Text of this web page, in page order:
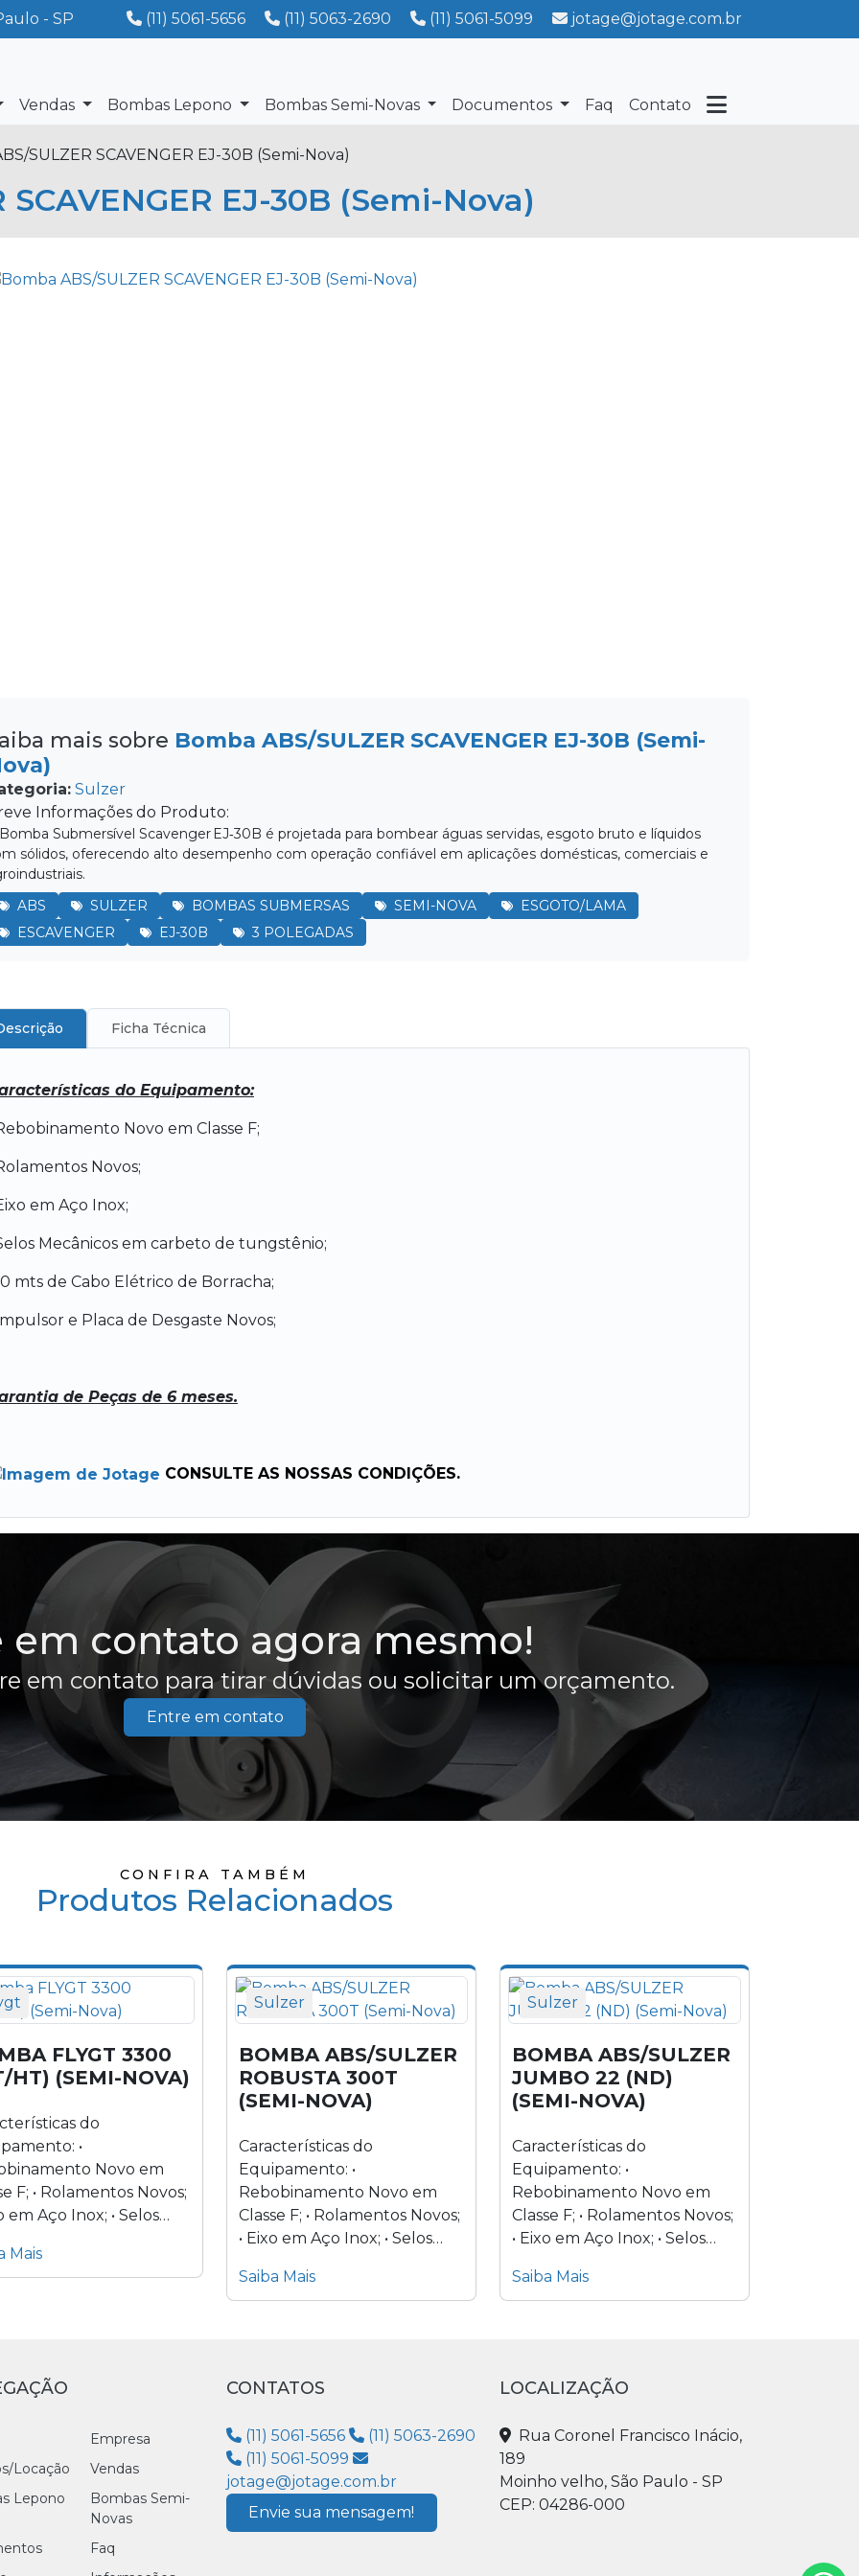
- SP (11) 5061-5656 (11) 5063-2690 (11) 5061-5099 jotage@jotage.com.br
Vendas Bombas Lepono Bombas Semi-Novas Documentos Faq Contato
SULZER SCAVENGER EJ-30B (Semi-Nova)
EJ-30B (Semi-Nova)
mais sobre Bomba ABS/SULZER SCAVENGER EJ-30B (Semi-
Sulzer
Informações do Produto:
Submersível Scavenger EJ‑30B é projetada para bombear águas servidas, esgoto bruto e líquidos
sólidos, oferecendo alto desempenho com operação confiável em aplicações domésticas, comerciais e
ABS
SULZER BOMBAS SUBMERSAS SEMI-NOVA
ESGOTO/LAMA
ESCAVENGER
EJ-30B 3 POLEGADAS
Ficha Técnica
do Equipamento:
Novo em Classe F;
Novos;
em Aço Inox;
Mecânicos em carbeto de tungstênio;
mts de Cabo Elétrico de Borracha;
e Placa de Desgaste Novos;
de Peças de 6 meses.
CONSULTE AS NOSSAS CONDIÇÕES.
em contato agora mesmo!
em contato para tirar dúvidas ou solicitar um orçamento.
Entre em contato
CONFIRA TAMBÉM
Produtos Relacionados
FLYGT 3300
HT) (SEMI-NOVA)
do
•
Novo em
F; • Rolamentos Novos;
em Aço Inox; • Selos
•...
Mais
Sulzer
BOMBA ABS/SULZER
ROBUSTA 300T
(SEMI-NOVA)
Características do
Equipamento: •
Rebobinamento Novo em
Classe F; • Rolamentos Novos;
• Eixo em Aço Inox; • Selos
tungstênio; •...
Saiba Mais
Sulzer
BOMBA ABS/SULZER
JUMBO 22 (ND)
(SEMI-NOVA)
Características do
Equipamento: •
Rebobinamento Novo em
Classe F; • Rolamentos Novos;
• Eixo em Aço Inox; • Selos
tungstênio; •...
Saiba Mais
Empresa
Locação
Vendas
Lepono
Bombas Semi-
Novas
Faq
CONTATOS
(11) 5061-5656
(11) 5063-2690
(11) 5061-5099
jotage@jotage.com.br
Envie sua mensagem!
LOCALIZAÇÃO
Rua Coronel Francisco Inácio,
189
Moinho velho, São Paulo - SP
CEP: 04286-000